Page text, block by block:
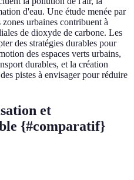
d'eau. Une étude menée par
urbaines contribuent à
de dioxyde de carbone. Les
des stratégies durables pour
des espaces verts urbains,
durables, et la création
pistes à envisager pour réduire
et
{#comparatif}